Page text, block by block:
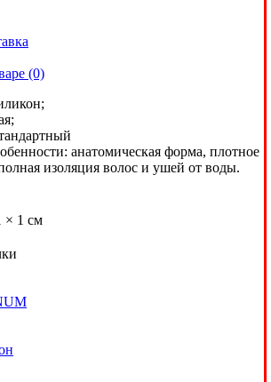
(0)
анатомическая форма, плотное
изоляция волос и ушей от воды.
× 1 см